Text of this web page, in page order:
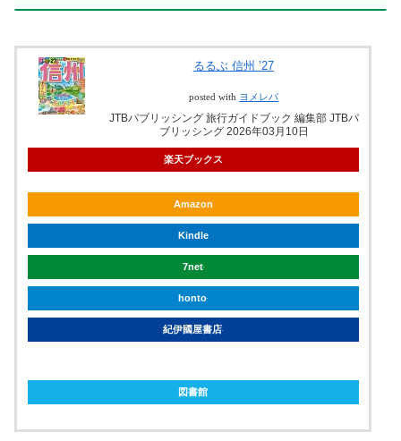
るるぶ 信州 ’27
posted with ヨメレバ
JTBパブリッシング 旅行ガイドブック 編集部 JTBパ
ブリッシング 2026年03月10日
楽天ブックス
Amazon
Kindle
7net
honto
紀伊國屋書店
図書館